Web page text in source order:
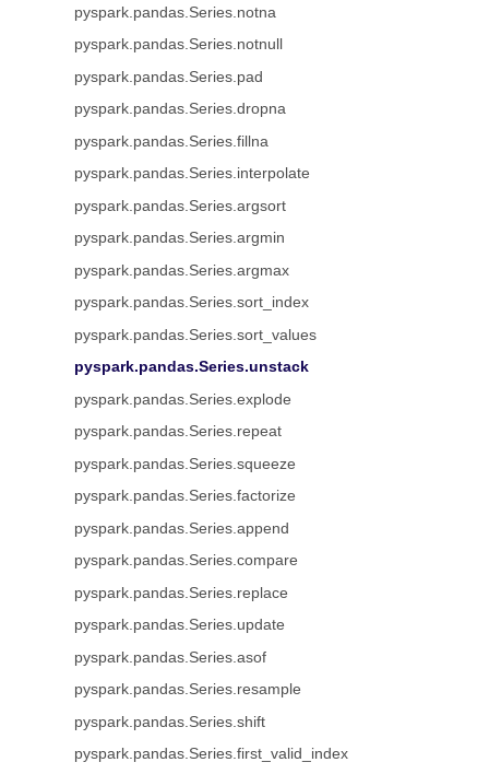
pyspark.pandas.Series.notna
pyspark.pandas.Series.notnull
pyspark.pandas.Series.pad
pyspark.pandas.Series.dropna
pyspark.pandas.Series.fillna
pyspark.pandas.Series.interpolate
pyspark.pandas.Series.argsort
pyspark.pandas.Series.argmin
pyspark.pandas.Series.argmax
pyspark.pandas.Series.sort_index
pyspark.pandas.Series.sort_values
pyspark.pandas.Series.unstack
pyspark.pandas.Series.explode
pyspark.pandas.Series.repeat
pyspark.pandas.Series.squeeze
pyspark.pandas.Series.factorize
pyspark.pandas.Series.append
pyspark.pandas.Series.compare
pyspark.pandas.Series.replace
pyspark.pandas.Series.update
pyspark.pandas.Series.asof
pyspark.pandas.Series.resample
pyspark.pandas.Series.shift
pyspark.pandas.Series.first_valid_index